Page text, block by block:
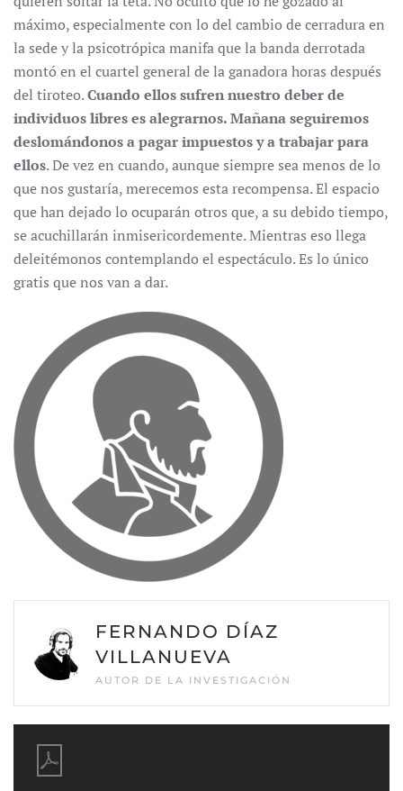
máximo, especialmente con lo del cambio de cerradura en
la sede y la psicotrópica manifa que la banda derrotada
montó en el cuartel general de la ganadora horas después
del tiroteo.Cuando ellos sufren nuestro deber de
individuos libres es alegrarnos. Mañana seguiremos
deslomándonos a pagar impuestos y a trabajar para
ellos. De vez en cuando, aunque siempre sea menos de lo
que nos gustaría, merecemos esta recompensa. El espacio
que han dejado lo ocuparán otros que, a su debido tiempo,
se acuchillarán inmisericordemente. Mientras eso llega
deleitémonos contemplando el espectáculo. Es lo único
gratis que nos van a dar.
FERNANDO DÍAZ
VILLANUEVA
AUTOR DE LA INVESTIGACIÓN